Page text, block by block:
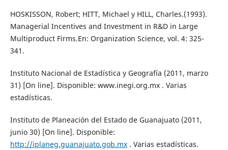
HOSKISSON, Robert; HITT, Michael y HILL, Charles.(1993).
Managerial Incentives and Investment in R&D in Large
Multiproduct Firms.En: Organization Science, vol. 4: 325-
341.
Instituto Nacional de Estadística y Geografía (2011, marzo
31) [On line]. Disponible: www.inegi.org.mx . Varias
estadísticas.
Instituto de Planeación del Estado de Guanajuato (2011,
junio 30) [On line]. Disponible:
http://iplaneg.guanajuato.gob.mx. Varias estadísticas.